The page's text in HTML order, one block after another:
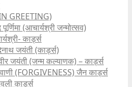
GREETING)
(आचार्यश्री जन्मोत्सव)
कार्ड्स
जयंती (कार्ड्स)
जयंती (जन्म कल्याणक) – कार्ड्स
(FORGIVENESS) जैन कार्ड्स
कार्ड्स